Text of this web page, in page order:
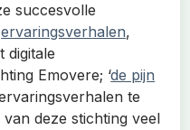
succesvolle
ervaringsverhalen,
digitale
Emovere; ‘de pijn
te
deze stichting veel